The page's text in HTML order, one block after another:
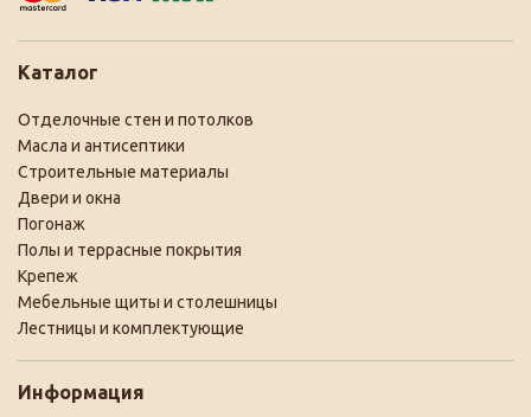
Каталог
Отделочные стен и потолков
Масла и антисептики
Строительные материалы
Двери и окна
Погонаж
Полы и террасные покрытия
Крепеж
Мебельные щиты и столешницы
Лестницы и комплектующие
Информация